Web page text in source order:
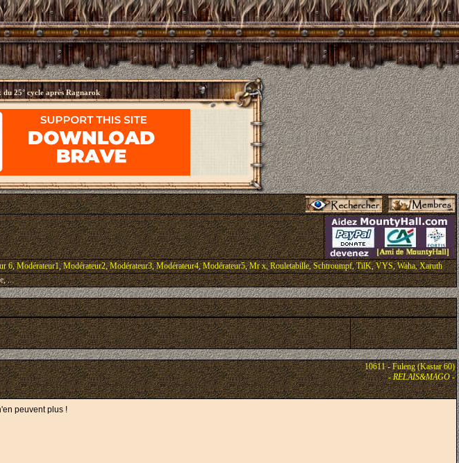
25° cycle après Ragnarok
6,Modérateur1,Modérateur2,Modérateur3,Modérateur4,Modérateur5,Mr x,Rouletabille,Schtroumpf,TilK,VYS,Waha,Xaruth
...
10611 - Fuleng (Kastar 60)
-RELAIS&MAGO-
peuvent plus !